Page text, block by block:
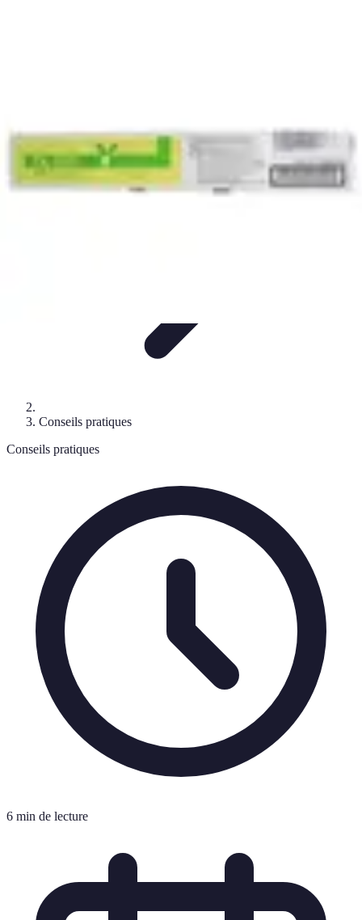
Conseils pratiques
Conseils pratiques
6 min de lecture